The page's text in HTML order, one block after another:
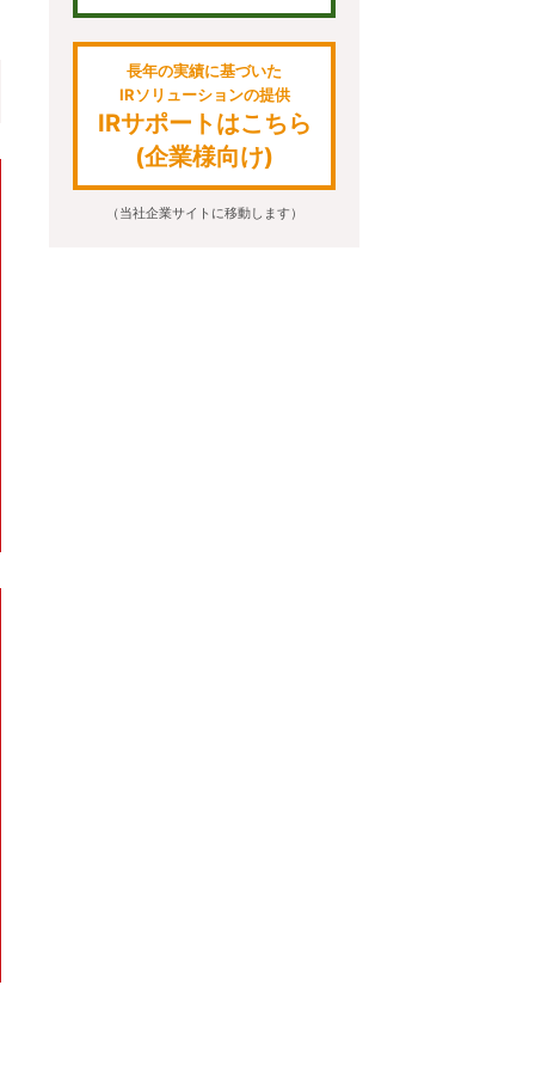
長年の実績に基づいた
IRソリューションの提供
IRサポートはこちら
(企業様向け)
（当社企業サイトに移動します）